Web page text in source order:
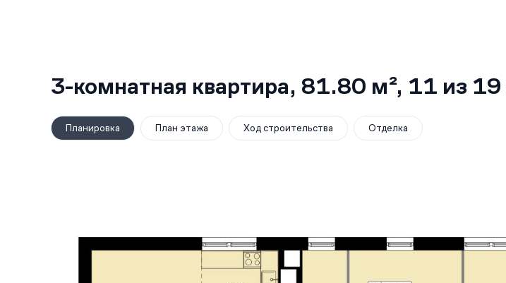
3-комнатная квартира, 81.80 м², 11 из 19
Планировка План этажа Ход строительства Отделка